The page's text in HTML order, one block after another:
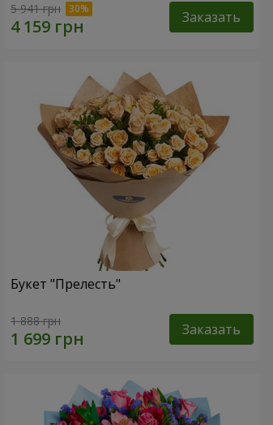
5 941 грн Заказать
Букет "Прелесть"
1 888 грн Заказать